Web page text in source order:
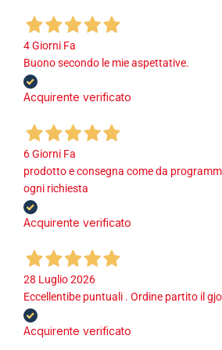
4 Giorni Fa
Buono secondo le mie aspettative.
Acquirente verificato
6 Giorni Fa
prodotto e consegna come da
ogni richiesta
Acquirente verificato
28 Luglio 2026
Eccellentibe puntuali . Ordine partito il
Acquirente verificato